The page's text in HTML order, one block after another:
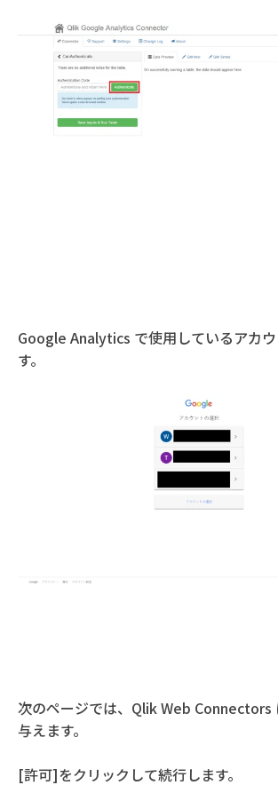
Google Analytics で使用しているアカ
す。
次のページでは、Qlik Web Connectors
与えます。
[許可]をクリックして続行します。